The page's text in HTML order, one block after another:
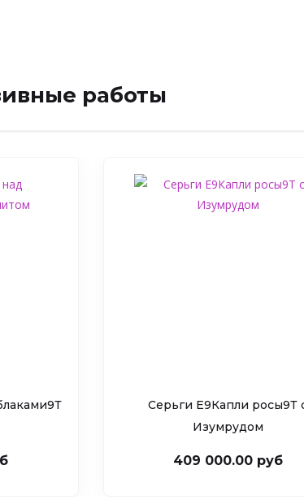
работы
Серьги Е9Капли росы9Т
Изумрудом
409 000.00 руб